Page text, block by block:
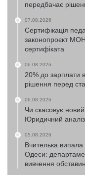
передбачає
07.08.2026
Сертифікація
законопроєкт МОН
сертифіката
06.08.2026
20% до зарплати
рішення перед
06.08.2026
Чи скасовує
Юридичний
05.08.2026
Вчителька випала
Одеси:
вивчення обставин